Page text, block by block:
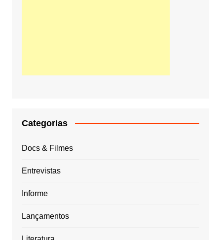
Categorias
Docs & Filmes
Entrevistas
Informe
Lançamentos